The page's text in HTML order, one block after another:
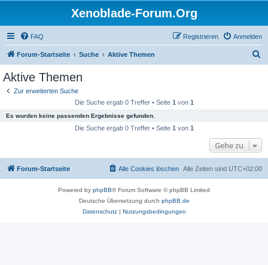
Xenoblade-Forum.Org
FAQ Anmelden
Registrieren
Forum-Startseite Suche Aktive Themen
Aktive Themen
Zur erweiterten Suche
Die Suche ergab 0 Treffer • Seite 1 von 1
Es wurden keine passenden Ergebnisse gefunden.
Die Suche ergab 0 Treffer • Seite 1 von 1
Gehe zu
Forum-Startseite Alle Zeiten sind UTC+02:00
Alle Cookies löschen
Powered by phpBB® Forum Software © phpBB Limited
Deutsche Übersetzung durch phpBB.de
Datenschutz| Nutzungsbedingungen